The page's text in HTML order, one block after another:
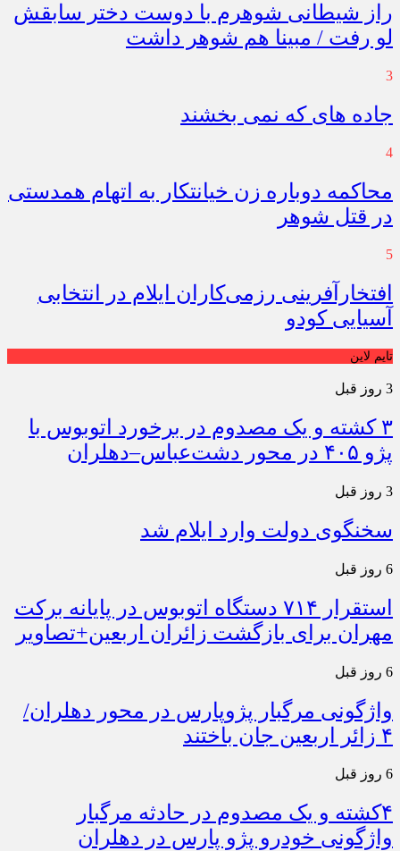
راز شیطانی شوهرم با دوست دختر سابقش
لو رفت / مبینا هم شوهر داشت
3
جاده های که نمی بخشند
4
محاکمه دوباره زن خیانتکار به اتهام همدستی
در قتل شوهر
5
افتخارآفرینی رزمی‌کاران ایلام در انتخابی
آسیایی کودو
تایم لاین
3 روز قبل
۳ کشته و یک مصدوم در برخورد اتوبوس با
پژو ۴۰۵ در محور دشت‌عباس–دهلران
3 روز قبل
سخنگوی دولت وارد ایلام شد
6 روز قبل
استقرار ۷۱۴ دستگاه اتوبوس در پایانه برکت
مهران برای بازگشت زائران اربعین+تصاویر
6 روز قبل
واژگونی مرگبار پژوپارس در محور دهلران/
۴ زائر اربعین جان باختند
6 روز قبل
۴کشته و یک مصدوم در حادثه مرگبار
واژگونی خودرو پژو پارس در دهلران